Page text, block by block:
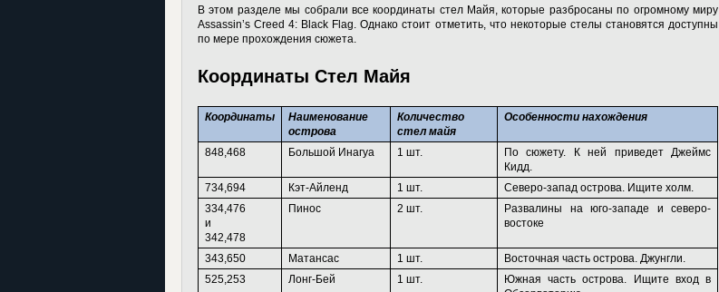
В этом разделе мы собрали все координаты стел Майя, которые разбросаны по огромному миру
Assassin’s Creed 4: Black Flag. Однако стоит отметить, что некоторые стелы становятся доступны
по мере прохождения сюжета.
Координаты Стел Майя
Координаты
Наименование
острова
Количество
стел майя
Особенности нахождения
848,468 Большой Инагуа 1 шт.
По сюжету. К ней приведет Джеймс
Кидд.
734,694
Кэт-Айленд 1 шт.
Северо-запад острова. Ищите холм.
334,476
и
342,478
Пинос 2 шт.
Развалины на юго-западе и северо-
востоке
343,650 Матансас 1 шт.
Восточная часть острова. Джунгли.
525,253
Лонг-Бей 1 шт.
Южная часть острова. Ищите вход в